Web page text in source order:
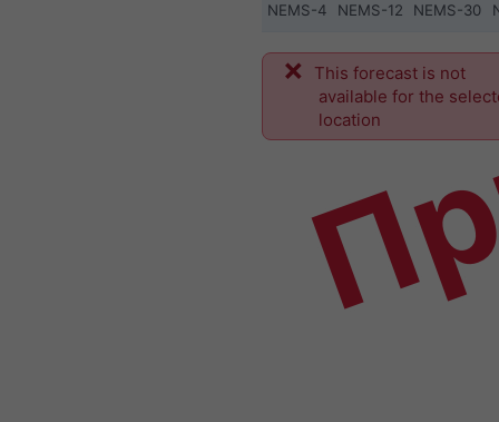
NEMS-4 NEMS-12 NEMS-30
This forecast is not
available for the
location